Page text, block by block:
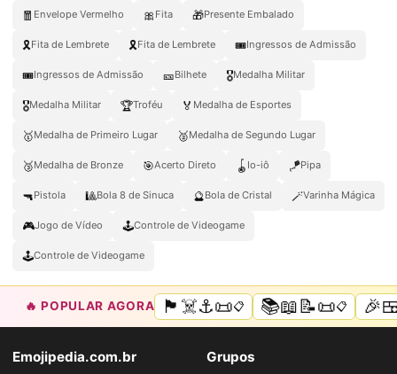
🧧 Envelope Vermelho 🎀 Fita 🎁Presente Embalado
🎗️Fita de Lembrete 🎗Fita de Lembrete 🎟️Ingressos de Admissão
🎟Ingressos de Admissão 🎫Bilhete 🎖️Medalha Militar
🎖Medalha Militar 🏆Troféu 🏅 Medalha de Esportes
🥇Medalha de Primeiro Lugar 🥈Medalha de Segundo Lugar
🥉Medalha de Bronze 🎯Acerto Direto 🪀 Io-iô 🪁Pipa
🔫Pistola 🎱Bola 8 de Sinuca 🔮Bola de Cristal 🪄Varinha Mágica
🎮Jogo de Vídeo 🕹️Controle de Videogame
🕹Controle de Videogame
🔥 POPULAR AGORA 🏴‍☠️⚓📜📋 📚📖📝📜📋
Emojipedia.com.br Grupos